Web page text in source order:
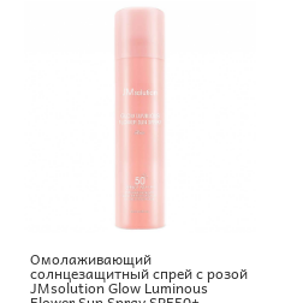
Омолаживающий
солнцезащитный спрей с розой
JMsolution Glow Luminous